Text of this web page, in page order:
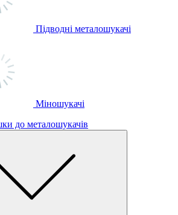
Підводні металошукачі
Міношукачі
до металошукачів